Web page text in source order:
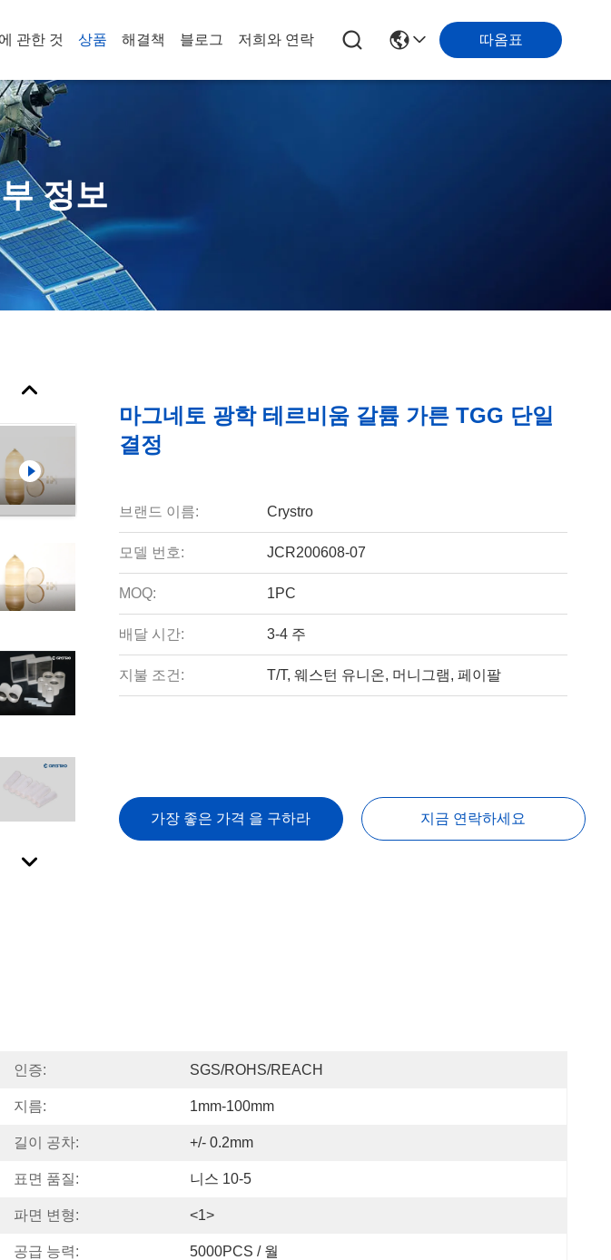
관한 것 상품 해결책 블로그 저희와 연락 따옴표
정보
마그네토 광학 테르비움 갈륨 가른 TGG 단일
결정
브랜드 이름: Crystro
모델 번호: JCR200608-07
MOQ: 1PC
배달 시간: 3-4 주
지불 조건: T/T, 웨스턴 유니온, 머니그램, 페이팔
가장 좋은 가격 을 구하라 지금 연락하세요
인증: SGS/ROHS/REACH
지름: 1mm-100mm
길이 공차: +/- 0.2mm
표면 품질: 니스 10-5
파면 변형: <1>
공급 능력: 5000PCS / 월